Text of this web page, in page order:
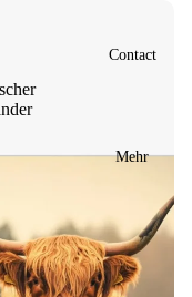
Contact
Mehr